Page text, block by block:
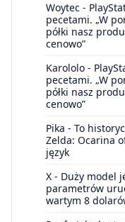
Woytec -
pecetami. „W
półki nasz
cenowo”
Karololo -
pecetami. „W
półki nasz
cenowo”
Pika - To
Zelda: Ocarina
język
X - Duży model
parametrów
wartym 8